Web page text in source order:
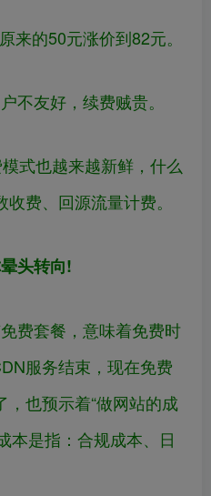
来的50元涨价到82元。
不友好，续费贼贵。
式也越来越新鲜，什么
费、回源流量计费。
头转向!
费套餐，意味着免费时
服务结束，现在免费
也预示着“做网站的成
本是指：合规成本、日